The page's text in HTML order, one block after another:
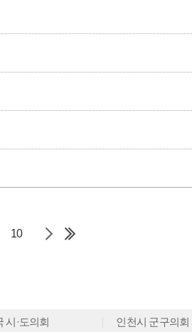
10
시·도의회 인천시 군구의회